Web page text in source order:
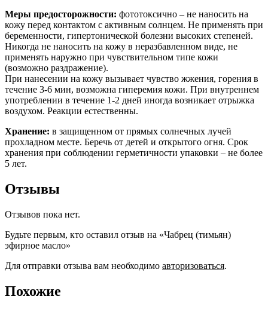
Меры предосторожности: фототоксично – не наносить на
кожу перед контактом с активным солнцем. Не применять при
беременности, гипертонической болезни высоких степеней.
Никогда не наносить на кожу в неразбавленном виде, не
применять наружно при чувствительном типе кожи
(возможно раздражение).
При нанесении на кожу вызывает чувство жжения, горения в
течение 3-6 мин, возможна гиперемия кожи. При внутреннем
употреблении в течение 1-2 дней иногда возникает отрыжка
воздухом. Реакции естественны.
Хранение: в защищенном от прямых солнечных лучей
прохладном месте. Беречь от детей и открытого огня. Срок
хранения при соблюдении герметичности упаковки – не более
5 лет.
Отзывы
Отзывов пока нет.
Будьте первым, кто оставил отзыв на «Чабрец (тимьян)
эфирное масло»
Для отправки отзыва вам необходимо авторизоваться.
Похожие